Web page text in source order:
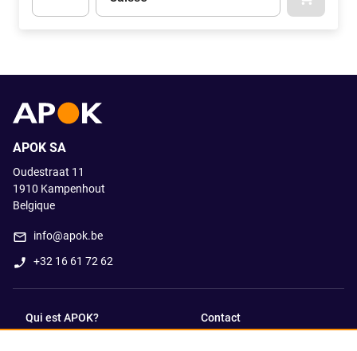
APOK SA
Oudestraat 11
1910 Kampenhout
Belgique
info@apok.be
+32 16 61 72 62
Qui est APOK? Contact